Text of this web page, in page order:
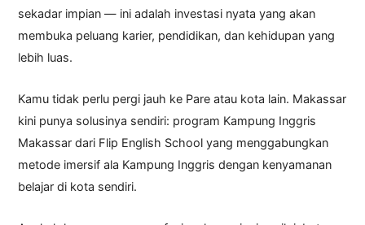
sekadar impian — ini adalah investasi nyata yang akan
membuka peluang karier, pendidikan, dan kehidupan yang
lebih luas.
Kamu tidak perlu pergi jauh ke Pare atau kota lain. Makassar
kini punya solusinya sendiri: program Kampung Inggris
Makassar dari Flip English School yang menggabungkan
metode imersif ala Kampung Inggris dengan kenyamanan
belajar di kota sendiri.